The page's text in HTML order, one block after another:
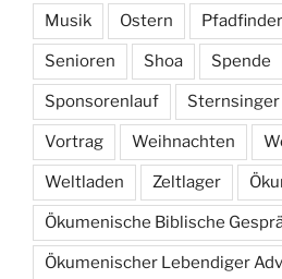
Musik Ostern Pfadfinder
Senioren Shoa Spende
Sponsorenlauf Sternsinger
Vortrag Weihnachten
Weltladen Zeltlager
Ökumenische Biblische
Ökumenischer Lebendiger